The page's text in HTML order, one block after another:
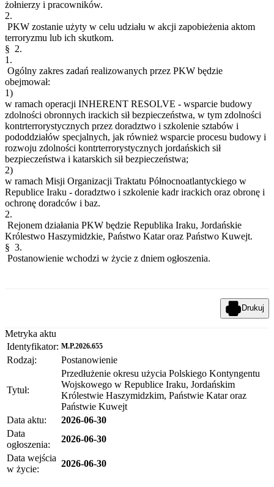
żołnierzy i pracowników.
2.
PKW zostanie użyty w celu udziału w akcji zapobieżenia aktom
terroryzmu lub ich skutkom.
§ 2.
1.
Ogólny zakres zadań realizowanych przez PKW będzie
obejmował:
1)
w ramach operacji INHERENT RESOLVE - wsparcie budowy
zdolności obronnych irackich sił bezpieczeństwa, w tym zdolności
kontrterrorystycznych przez doradztwo i szkolenie sztabów i
pododdziałów specjalnych, jak również wsparcie procesu budowy i
rozwoju zdolności kontrterrorystycznych jordańskich sił
bezpieczeństwa i katarskich sił bezpieczeństwa;
2)
w ramach Misji Organizacji Traktatu Północnoatlantyckiego w
Republice Iraku - doradztwo i szkolenie kadr irackich oraz obronę i
ochronę doradców i baz.
2.
Rejonem działania PKW będzie Republika Iraku, Jordańskie
Królestwo Haszymidzkie, Państwo Katar oraz Państwo Kuwejt.
§ 3.
Postanowienie wchodzi w życie z dniem ogłoszenia.
Drukuj
Metryka aktu
Identyfikator: M.P.2026.655
Rodzaj: Postanowienie
Tytuł:
Przedłużenie okresu użycia Polskiego Kontyngentu
Wojskowego w Republice Iraku, Jordańskim
Królestwie Haszymidzkim, Państwie Katar oraz
Państwie Kuwejt
Data aktu:
2026-06-30
Data
ogłoszenia:
2026-06-30
Data wejścia
w życie:
2026-06-30